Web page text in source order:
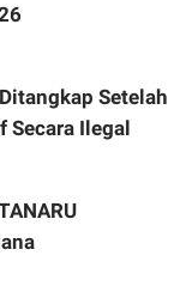
Setelah
Secara Ilegal